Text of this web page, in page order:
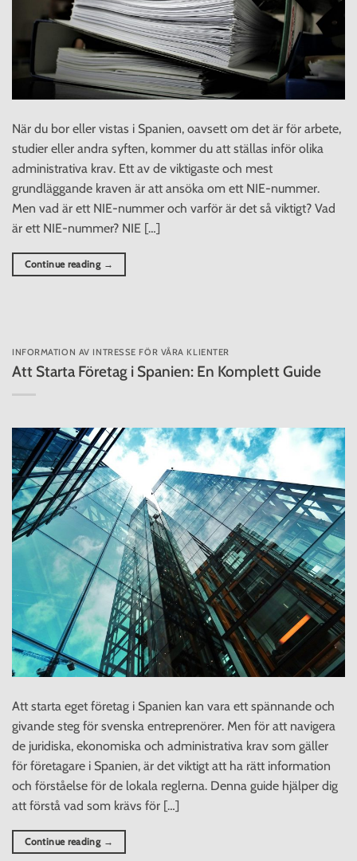
När du bor eller vistas i Spanien, oavsett om det är för arbete,
studier eller andra syften, kommer du att ställas inför olika
administrativa krav. Ett av de viktigaste och mest
grundläggande kraven är att ansöka om ett NIE-nummer.
Men vad är ett NIE-nummer och varför är det så viktigt? Vad
är ett NIE-nummer? NIE […]
Continue reading →
INFORMATION AV INTRESSE FÖR VÅRA KLIENTER
Att Starta Företag i Spanien: En Komplett Guide
Att starta eget företag i Spanien kan vara ett spännande och
givande steg för svenska entreprenörer. Men för att navigera
de juridiska, ekonomiska och administrativa krav som gäller
för företagare i Spanien, är det viktigt att ha rätt information
och förståelse för de lokala reglerna. Denna guide hjälper dig
att förstå vad som krävs för […]
Continue reading →